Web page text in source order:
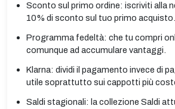
Sconto sul primo ordine: iscriviti alla
10% di sconto sul tuo primo acquisto.
Programma fedeltà: che tu compri
comunque ad accumulare vantaggi.
Klarna: dividi il pagamento invece di
utile soprattutto sui cappotti più
Saldi stagionali: la collezione Saldi